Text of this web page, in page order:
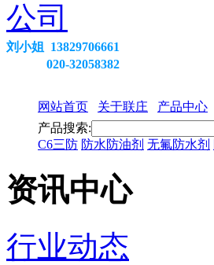
刘小姐 13829706661
020-32058382
网站首页 关于联庄 产品中心
产品搜索:
C6三防 防水防油剂 无氟防水剂
资讯中心
行业动态